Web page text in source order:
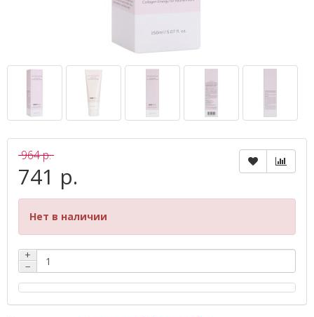
964 р.
741 р.
Нет в наличии
+
−